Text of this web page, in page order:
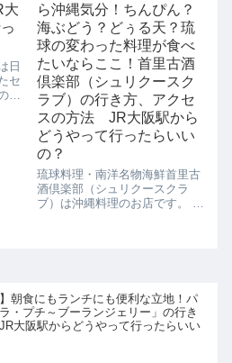
大
日
セ
生
ら沖縄気分！ちんぴん？
海ぶどう？どぅる天？琉
球の変わった料理が食べ
たいならここ！首里古酒
倶楽部（シュリクースク
ラブ）の行き方、アクセ
スの方法 JR大阪駅から
どうやって行ったらいい
の？
琉球料理・南洋名物海鮮首里古
酒倶楽部（シュリクースクラ
ブ）は沖縄料理のお店です。 沖
朝食にもランチにも便利な立地！パ
・プチ～ブーランジェリー」の行き
大阪駅からどうやって行ったらいい